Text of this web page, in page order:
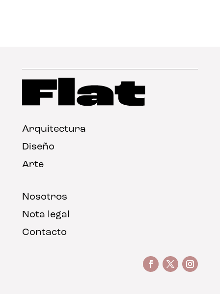
Arquitectura
Diseño
Arte
Nosotros
Nota legal
Contacto